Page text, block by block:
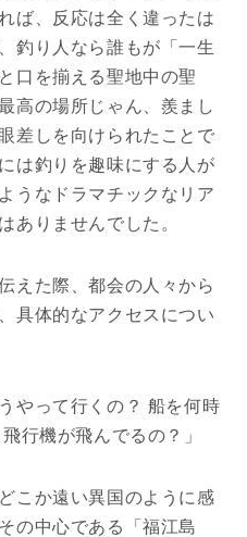
ば、反応は全く違ったは
釣り人なら誰もが「一生
口を揃える聖地中の聖
高の場所じゃん、羨まし
差しを向けられたことで
は釣りを趣味にする人が
うなドラマチックなリア
ありませんでした。
えた際、都会の人々から
具体的なアクセスについ
やって行くの？ 船を何時
行機が飛んでるの？」
こか遠い異国のように感
の中心である「福江島